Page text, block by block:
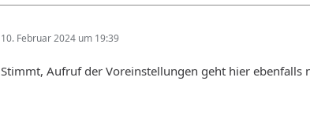
10. Februar 2024 um 19:39
Stimmt, Aufruf der Voreinstellungen geht hier ebenfalls